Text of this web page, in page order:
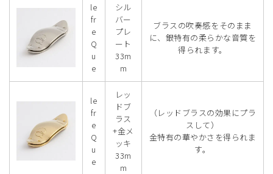
le
fr
e
Q
u
e
シル
バー
プレ
ート
33m
m
ブラスの吹奏感をそのまま
に、銀特有の柔らかな音質を
得られます。
le
fr
e
Q
u
e
レッ
ドブ
ラス
+金メ
ッキ
33m
m
（レッドブラスの効果にプラ
スして）
金特有の華やかさを得られま
す。